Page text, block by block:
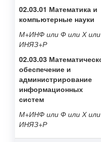
02.03.01 Математика и
компьютерные науки
М+ИНФ или Ф или Х или
ИНЯЗ+Р
02.03.03
обеспечение и
администрирование
информационных
систем
М+ИНФ или Ф или Х или
ИНЯЗ+Р